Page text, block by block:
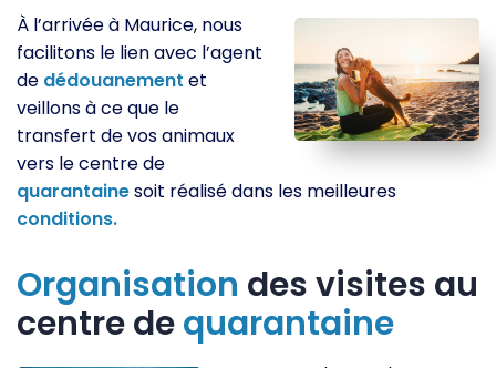
À l’arrivée à Maurice, nous
facilitons le lien avec l’agent
de dédouanement et
veillons à ce que le
transfert de vos animaux
vers le centre de
quarantainesoit réalisé dans les meilleures
conditions.
Organisation des visites au
centre dequarantaine